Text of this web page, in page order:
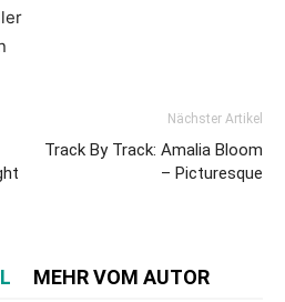
Nächster Artikel
Track By Track: Amalia Bloom
– Picturesque
MEHR VOM AUTOR